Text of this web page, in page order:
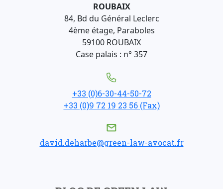
ROUBAIX
84, Bd du Général Leclerc
4ème étage, Paraboles
59100 ROUBAIX
Case palais : n° 357
+33 (0)6-30-44-50-72
+33 (0)9 72 19 23 56 (Fax)
david.deharbe@green-law-avocat.fr